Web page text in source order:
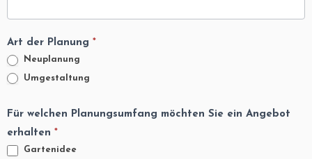
Art der Planung *
Neuplanung
Umgestaltung
Für welchen Planungsumfang möchten Sie ein Angebot
erhalten *
Gartenidee